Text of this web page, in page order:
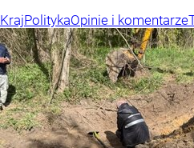
KrajPolitykaOpinie i komentarze